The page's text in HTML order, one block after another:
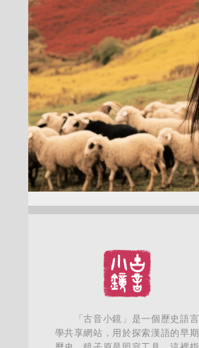
「古音小鏡」是一個歷史語言
學共享網站，用於探索漢語的早期